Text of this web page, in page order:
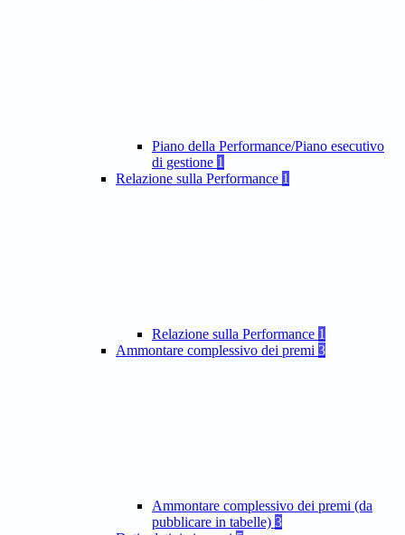
Piano della Performance/Piano esecutivo
di gestione 1
Relazione sulla Performance 1
Relazione sulla Performance 1
Ammontare complessivo dei premi 3
Ammontare complessivo dei premi (da
pubblicare in tabelle) 3